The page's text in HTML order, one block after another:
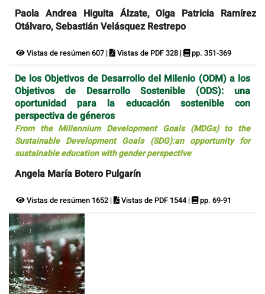
Paola Andrea Higuita Álzate, Olga Patricia Ramírez
Otálvaro, Sebastián Velásquez Restrepo
Vistas de resúmen 607 | Vistas de PDF 328 | pp. 351-369
De los Objetivos de Desarrollo del Milenio (ODM) a los
Objetivos de Desarrollo Sostenible (ODS): una
oportunidad para la educación sostenible con
perspectiva de géneros
From the Millennium Development Goals (MDGs) to the
Sustainable Development Goals (SDG):an opportunity for
sustainable education with gender perspective
Angela María Botero Pulgarín
Vistas de resúmen 1652 | Vistas de PDF 1544 | pp. 69-91